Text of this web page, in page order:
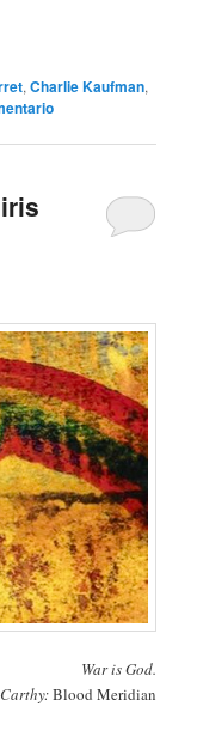
,Charlie Kaufman,
War is God.
Blood Meridian